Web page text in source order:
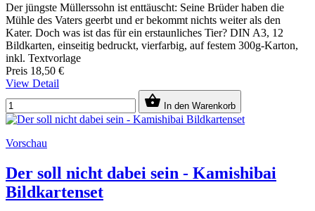
Der jüngste Müllerssohn ist enttäuscht: Seine Brüder haben die
Mühle des Vaters geerbt und er bekommt nichts weiter als den
Kater. Doch was ist das für ein erstaunliches Tier? DIN A3, 12
Bildkarten, einseitig bedruckt, vierfarbig, auf festem 300g-Karton,
inkl. Textvorlage
Preis 18,50 €
View Detail
 In den Warenkorb
Vorschau
Der soll nicht dabei sein - Kamishibai
Bildkartenset